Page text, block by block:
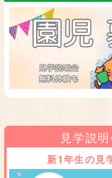
見学説
新1年生の見